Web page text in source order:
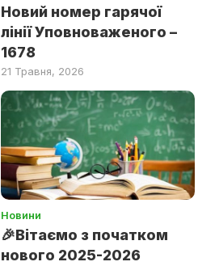
Новий номер гарячої
лінії Уповноваженого –
1678
21 Травня, 2026
Новини
🎉Вітаємо з початком
нового 2025-2026